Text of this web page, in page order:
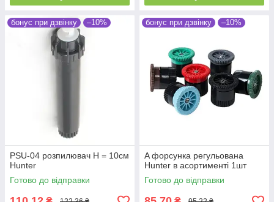
бонус при дзвінку –10%
PSU-04 розпилювач Н = 10см
Hunter
Готово до відправки
бонус при дзвінку –10%
A форсунка регульована
Hunter в асортименті 1шт
Готово до відправки